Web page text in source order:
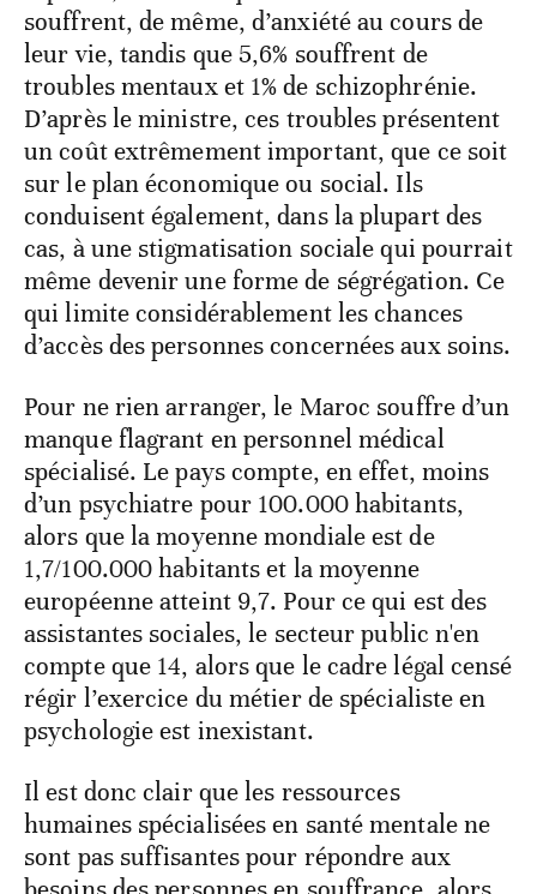
souffrent, de même, d’anxiété au cours de
leur vie, tandis que 5,6% souffrent de
troubles mentaux et 1% de schizophrénie.
D’après le ministre, ces troubles présentent
un coût extrêmement important, que ce soit
sur le plan économique ou social. Ils
conduisent également, dans la plupart des
cas, à une stigmatisation sociale qui pourrait
même devenir une forme de ségrégation. Ce
qui limite considérablement les chances
d’accès des personnes concernées aux soins.
Pour ne rien arranger, le Maroc souffre d’un
manque flagrant en personnel médical
spécialisé. Le pays compte, en effet, moins
d’un psychiatre pour 100.000 habitants,
alors que la moyenne mondiale est de
1,7/100.000 habitants et la moyenne
européenne atteint 9,7. Pour ce qui est des
assistantes sociales, le secteur public n'en
compte que 14, alors que le cadre légal censé
régir l’exercice du métier de spécialiste en
psychologie est inexistant.
Il est donc clair que les ressources
humaines spécialisées en santé mentale ne
sont pas suffisantes pour répondre aux